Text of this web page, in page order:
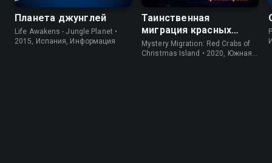
Планета джунглей
Life Awakens - Jungle Planet •
2015, Испания, Информация
Таинственная
миграция красных
крабов
Mystery Migration: Red Crabs of
Christmas Island • 2020, Южная